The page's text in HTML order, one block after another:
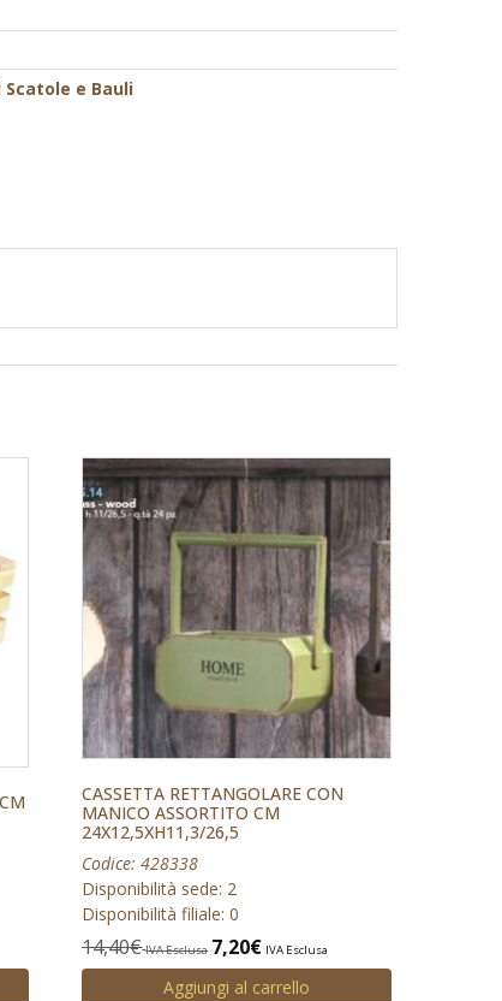
e Bauli
CASSETTA RETTANGOLARE CON
MANICO ASSORTITO CM
24X12,5XH11,3/26,5
Codice: 428338
Disponibilità sede: 2
Disponibilità filiale: 0
14,40€ IVA Esclusa 7,20€ IVA Esclusa
Aggiungi al carrello